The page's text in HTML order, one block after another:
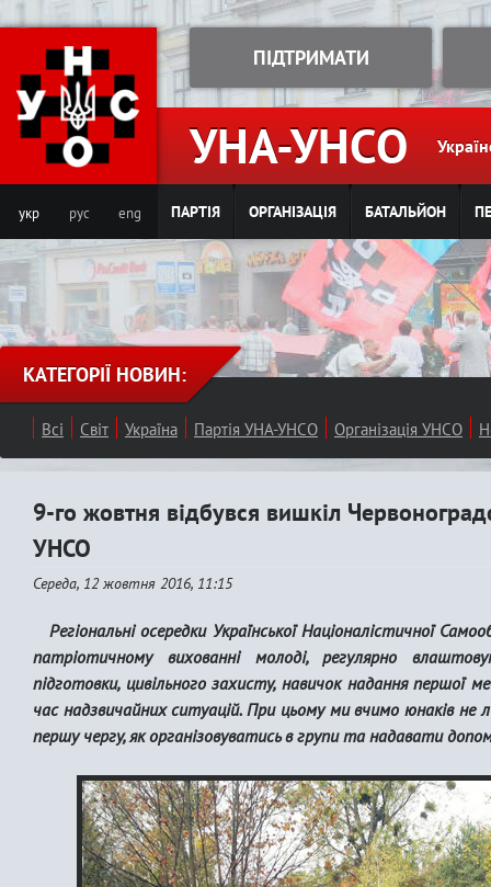
Jump to navigation
УНА-УНСО
ПІДТРИМАТИ
укр рус eng ПАРТІЯ ОРГАНІЗАЦІЯ БАТАЛЬЙОН
КАТЕГОРІЇ НОВИН:
Всі Світ Україна Партія УНА-УНСО Організація УНСО
9-го жовтня відбувся вишкіл
УНСО
Середа, 12 жовтня 2016, 11:15
Регіональні осередки Української Націоналістичної
патріотичному вихованні молоді, регулярно
підготовки, цивільного захисту, навичок надання першої
час надзвичайних ситуацій. При цьому ми вчимо юнаків не
першу чергу, як організовуватись в групи та надавати